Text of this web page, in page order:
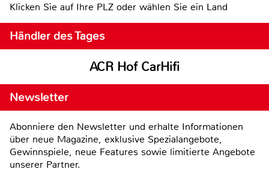
Klicken Sie auf Ihre PLZ oder wählen Sie ein Land
Händler des Tages
ACR Hof CarHifi
Newsletter
Abonniere den Newsletter und erhalte Informationen
über neue Magazine, exklusive Spezialangebote,
Gewinnspiele, neue Features sowie limitierte Angebote
unserer Partner.